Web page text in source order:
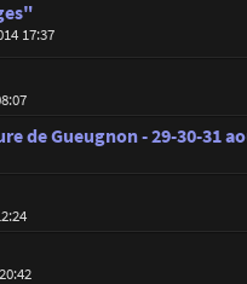
17:37
de Gueugnon - 29-30-31